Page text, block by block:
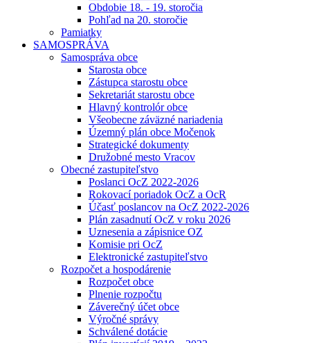
Obdobie 18. - 19. storočia
Pohľad na 20. storočie
Pamiatky
SAMOSPRÁVA
Samospráva obce
Starosta obce
Zástupca starostu obce
Sekretariát starostu obce
Hlavný kontrolór obce
Všeobecne záväzné nariadenia
Územný plán obce Močenok
Strategické dokumenty
Družobné mesto Vracov
Obecné zastupiteľstvo
Poslanci OcZ 2022-2026
Rokovací poriadok OcZ a OcR
Účasť poslancov na OcZ 2022-2026
Plán zasadnutí OcZ v roku 2026
Uznesenia a zápisnice OZ
Komisie pri OcZ
Elektronické zastupiteľstvo
Rozpočet a hospodárenie
Rozpočet obce
Plnenie rozpočtu
Záverečný účet obce
Výročné správy
Schválené dotácie